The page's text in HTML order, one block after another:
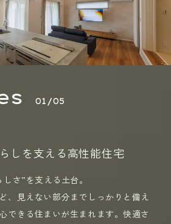
01/05
しを支える高性能住宅
さ”を支える土台。
、見えない部分までしっかりと備え
できる住まいが生まれます。快適さ